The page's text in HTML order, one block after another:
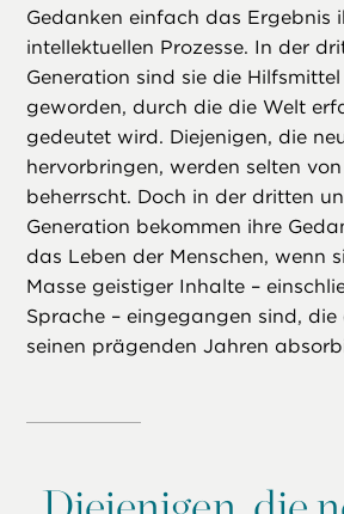
Gedanken einfach das Ergebnis
intellektuellen Prozesse. In der
Generation sind sie die
geworden, durch die die Welt
gedeutet wird. Diejenigen, die
hervorbringen, werden selten
beherrscht. Doch in der dritten
Generation bekommen ihre
das Leben der Menschen, wenn
Masse geistiger Inhalte –
Sprache – eingegangen sind, die
seinen prägenden Jahren